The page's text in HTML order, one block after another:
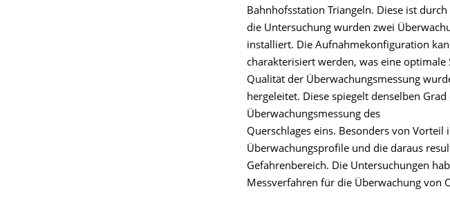
Bahnhofsstation Triangeln. Diese ist
die Untersuchung wurden zwei
installiert. Die Aufnahmekonfiguration
charakterisiert werden, was eine
Qualität der Überwachungsmessung
hergeleitet. Diese spiegelt denselben
Überwachungsmessung des
Querschlages eins. Besonders von
Überwachungsprofile und die daraus
Gefahrenbereich. Die Untersuchungen
Messverfahren für die Überwachung von